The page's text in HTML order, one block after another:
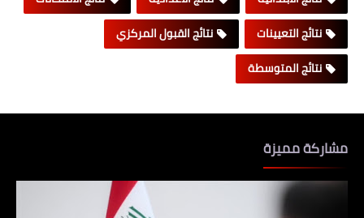
نتائج التعيينات
نتائج القبول المركزي
نتائج المتوسطة
مشاركة مميزة